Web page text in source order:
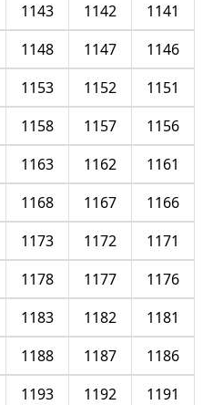
1141
1142
1143
1146
1147
1148
1151
1152
1153
1156
1157
1158
1161
1162
1163
1166
1167
1168
1171
1172
1173
1176
1177
1178
1181
1182
1183
1186
1187
1188
1191
1192
1193